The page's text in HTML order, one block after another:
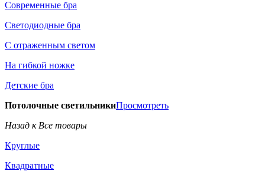
Современные бра
Светодиодные бра
С отраженным светом
На гибкой ножке
Детские бра
Потолочные светильникиПросмотреть
Назад к Все товары
Круглые
Квадратные